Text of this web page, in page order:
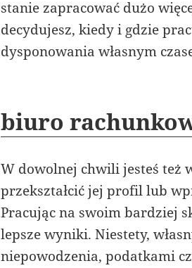
stanie zapracować dużo
decydujesz, kiedy i gdzie
dysponowania własnym
biuro
W dowolnej chwili jesteś też
przekształcić jej profil lub
Pracując na swoim bardziej
lepsze wyniki. Niestety,
niepowodzenia, podatkami